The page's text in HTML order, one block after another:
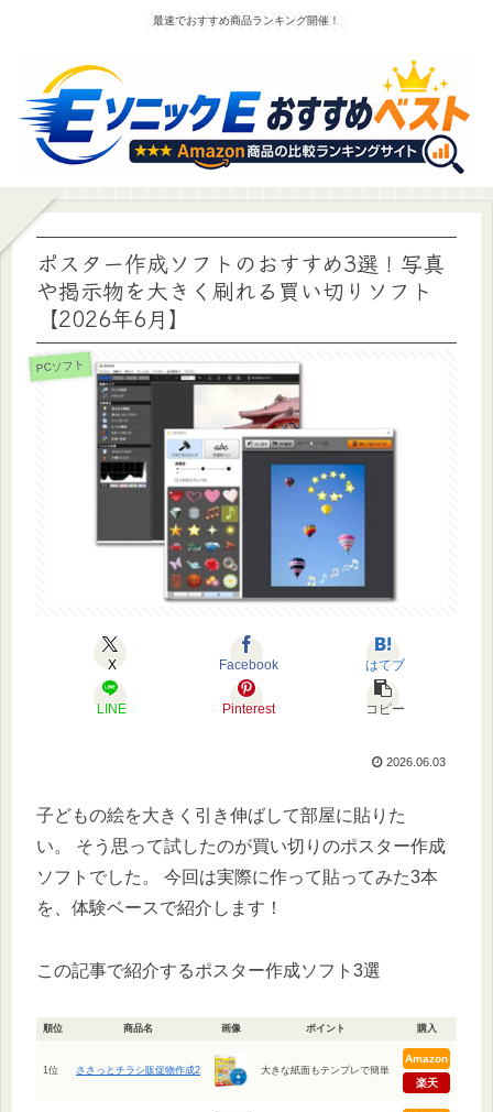
最速でおすすめ商品ランキング開催！
ポスター作成ソフトのおすすめ3選！写真
や掲示物を大きく刷れる買い切りソフト
【2026年6月】
PCソフト
X Facebook はてブ
LINE Pinterest コピー
2026.06.03
子どもの絵を大きく引き伸ばして部屋に貼りた
い。 そう思って試したのが買い切りのポスター作成
ソフトでした。 今回は実際に作って貼ってみた3本
を、体験ベースで紹介します！
この記事で紹介するポスター作成ソフト3選
順位 商品名 画像 ポイント 購入
1位 ささっとチラシ販促物作成2 大きな紙面もテンプレで簡単
Amazon
楽天